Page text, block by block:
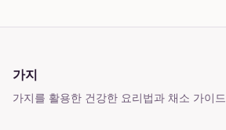
가지
가지를 활용한 건강한 요리법과 채소 가이드